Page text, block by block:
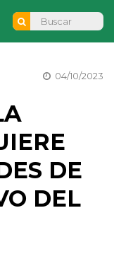
04/10/2023
DE
DEL